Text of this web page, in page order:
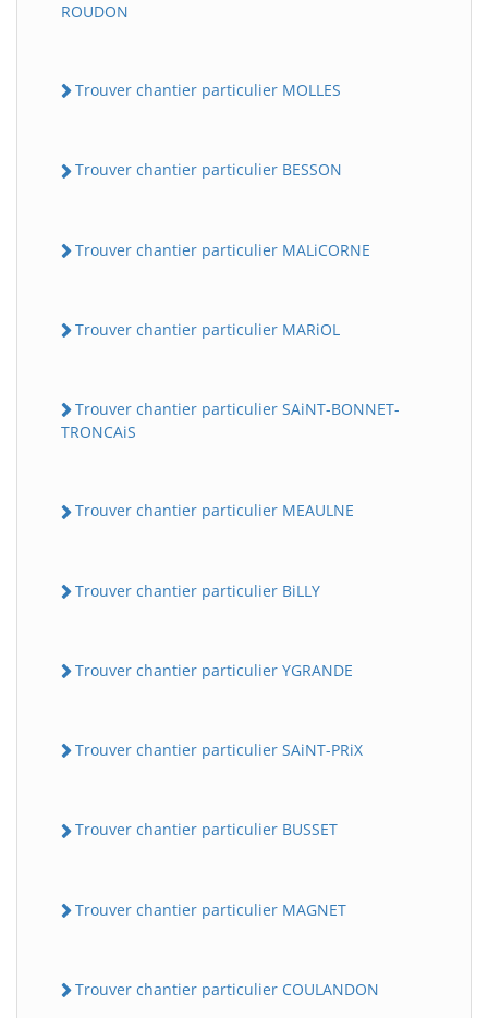
ROUDON
Trouver chantier particulier MOLLES
Trouver chantier particulier BESSON
Trouver chantier particulier MALiCORNE
Trouver chantier particulier MARiOL
Trouver chantier particulier SAiNT-BONNET-
TRONCAiS
Trouver chantier particulier MEAULNE
Trouver chantier particulier BiLLY
Trouver chantier particulier YGRANDE
Trouver chantier particulier SAiNT-PRiX
Trouver chantier particulier BUSSET
Trouver chantier particulier MAGNET
Trouver chantier particulier COULANDON